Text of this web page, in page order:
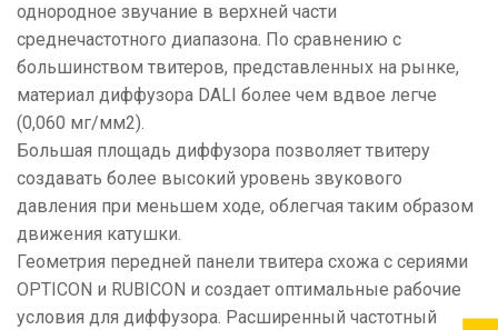
однородное звучание в верхней части
среднечастотного диапазона. По сравнению с
большинством твитеров, представленных на рынке,
материал диффузора DALI более чем вдвое легче
(0,060 мг/мм2).
Большая площадь диффузора позволяет твитеру
создавать более высокий уровень звукового
давления при меньшем ходе, облегчая таким образом
движения катушки.
Геометрия передней панели твитера схожа с сериями
OPTICON и RUBICON и создает оптимальные рабочие
условия для диффузора. Расширенный частотный